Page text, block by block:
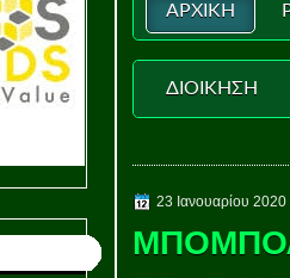
ΑΡΧΙΚΗ
ΔΙΟΙΚΗΣΗ
23 Ιανουαρίου 2020